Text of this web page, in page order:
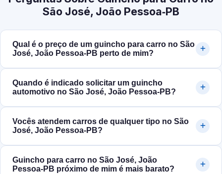
São José, João Pessoa‑PB
Qual é o preço de um guincho para carro no São
José, João Pessoa‑PB perto de mim?
Quando é indicado solicitar um guincho
automotivo no São José, João Pessoa‑PB?
Vocês atendem carros de qualquer tipo no São
José, João Pessoa‑PB?
Guincho para carro no São José, João
Pessoa‑PB próximo de mim é mais barato?